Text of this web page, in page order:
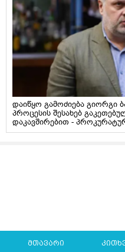
დაიწყო გამოძიება გიორგი
პროცესის შესახებ
დაკავშირებით -
მთავარი